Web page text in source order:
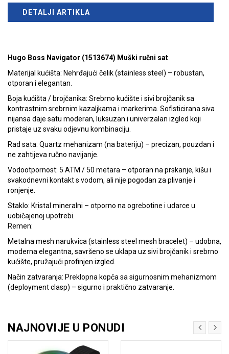
DETALJI ARTIKLA
Hugo Boss Navigator (1513674) Muški ručni sat
Materijal kućišta: Nehrđajući čelik (stainless steel) – robustan,
otporan i elegantan.
Boja kućišta / brojčanika: Srebrno kućište i sivi brojčanik sa
kontrastnim srebrnim kazaljkama i markerima. Sofisticirana siva
nijansa daje satu moderan, luksuzan i univerzalan izgled koji
pristaje uz svaku odjevnu kombinaciju.
Rad sata: Quartz mehanizam (na bateriju) – precizan, pouzdan i
ne zahtijeva ručno navijanje.
Vodootpornost: 5 ATM / 50 metara – otporan na prskanje, kišu i
svakodnevni kontakt s vodom, ali nije pogodan za plivanje i
ronjenje.
Staklo: Kristal mineralni – otporno na ogrebotine i udarce u
uobičajenoj upotrebi.
Remen:
Metalna mesh narukvica (stainless steel mesh bracelet) – udobna,
moderna elegantna, savršeno se uklapa uz sivi brojčanik i srebrno
kućište, pružajući profinjen izgled.
Način zatvaranja: Preklopna kopča sa sigurnosnim mehanizmom
(deployment clasp) – sigurno i praktično zatvaranje.
NAJNOVIJE U PONUDI